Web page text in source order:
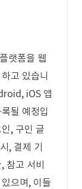
랫폼을 웹
고 있습니
iOS 앱
될 예정입
, 구인 글
, 결제 기
참고 서비
으며, 이들